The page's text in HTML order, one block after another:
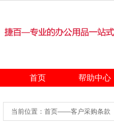
首页 帮助中心
当前位置：首页——客户采购条款